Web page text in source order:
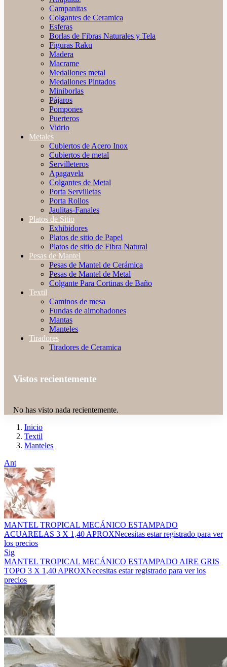
Campanitas
Colgantes de Ceramica
Esferas
Borlas de Fibras Naturales y Tela
Figuras Raku
Madera
Macrame
Medallones metal
Medallones Pintados
Miniborlas
Pájaros
Pompones
Puerteros
Vidrio
Metales
Cubiertos de Acero Inox
Cubiertos de metal
Servilleteros
Apagavela
Colgantes de Metal
Porta Servilletas
Porta Rollos
Jaulitas-Fanales
Platos de Sitio
Exhibidores
Platos de sitio de Papel
Platos de sitio de Fibra Natural
Pesas de Mantel
Pesas de Mantel de Cerámica
Pesas de Mantel de Metal
Colgante Para Cortinas de Baño
Textil
Caminos de mesa
Fundas de almohadones
Mantas
Manteles
Tiradores
Tiradores de Ceramica
Vistos recientemente
No has visto nada recientemente.
Inicio
Textil
Manteles
Ant
MANTEL TROPICAL MECÁNICO ESTAMPADO
ACUARELAS 3 X 1,40 APROXNecesitas estar registrado para ver
los precios
Sig
MANTEL TROPICAL MECÁNICO ESTAMPADO AIRE GRIS
TOPO 3 X 1,40 APROXNecesitas estar registrado para ver los
precios